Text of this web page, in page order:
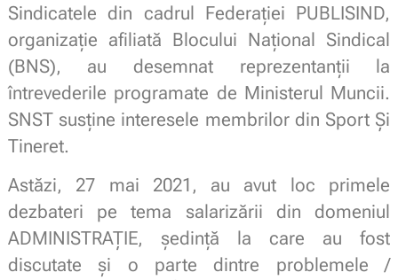
Sindicatele din cadrul Federației PUBLISIND,
organizație afiliată Blocului Național Sindical
(BNS), au desemnat reprezentanții la
întrevederile programate de Ministerul Muncii.
SNST susține interesele membrilor din Sport Și
Tineret.
Astăzi, 27 mai 2021, au avut loc primele
dezbateri pe tema salarizării din domeniul
ADMINISTRAȚIE, ședință la care au fost
discutate și o parte dintre problemele /